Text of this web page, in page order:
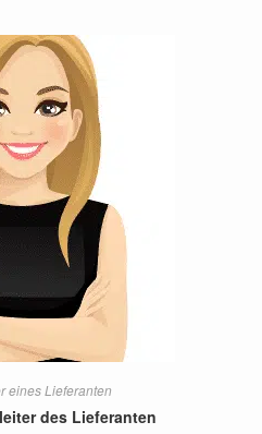
eines Lieferanten
des Lieferanten